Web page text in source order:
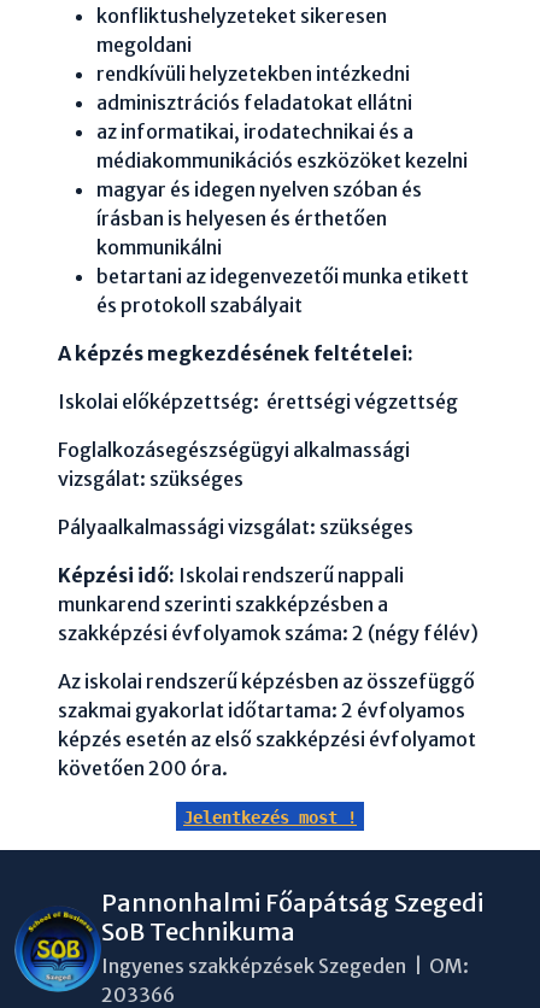
konfliktushelyzeteket sikeresen
megoldani
rendkívüli helyzetekben intézkedni
adminisztrációs feladatokat ellátni
az informatikai, irodatechnikai és a
médiakommunikációs eszközöket kezelni
magyar és idegen nyelven szóban és
írásban is helyesen és érthetően
kommunikálni
betartani az idegenvezetői munka etikett
és protokoll szabályait
A képzés megkezdésének feltételei:
Iskolai előképzettség: érettségi végzettség
Foglalkozásegészségügyi alkalmassági
vizsgálat: szükséges
Pályaalkalmassági vizsgálat: szükséges
Képzési idő: Iskolai rendszerű nappali
munkarend szerinti szakképzésben a
szakképzési évfolyamok száma: 2 (négy félév)
Az iskolai rendszerű képzésben az összefüggő
szakmai gyakorlat időtartama: 2 évfolyamos
képzés esetén az első szakképzési évfolyamot
követően 200 óra.
Jelentkezés most !
Pannonhalmi Főapátság Szegedi
SoB Technikuma
Ingyenes szakképzések Szegeden | OM:
203366